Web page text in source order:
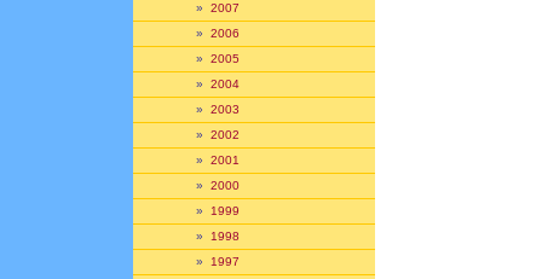
» 2007
» 2006
» 2005
» 2004
» 2003
» 2002
» 2001
» 2000
» 1999
» 1998
» 1997